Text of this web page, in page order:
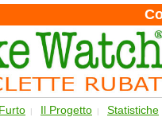
| Il Progetto | Statistiche